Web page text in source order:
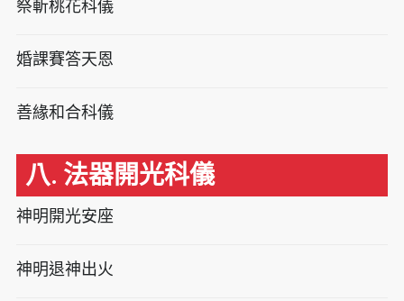
祭斬桃花科儀
婚課賽答天恩
善緣和合科儀
八. 法器開光科儀
神明開光安座
神明退神出火